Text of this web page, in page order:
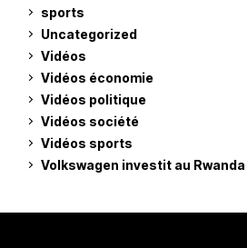
sports
Uncategorized
Vidéos
Vidéos économie
Vidéos politique
Vidéos société
Vidéos sports
Volkswagen investit au Rwanda